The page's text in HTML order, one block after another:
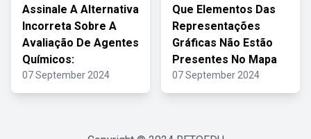
Assinale A Alternativa
Incorreta Sobre A
Avaliação De Agentes
Químicos:
07 September 2024
Que Elementos Das
Representações
Gráficas Não Estão
Presentes No Mapa
07 September 2024